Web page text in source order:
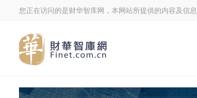
您正在访问的是财华智库网，本网站所提供的内容及信